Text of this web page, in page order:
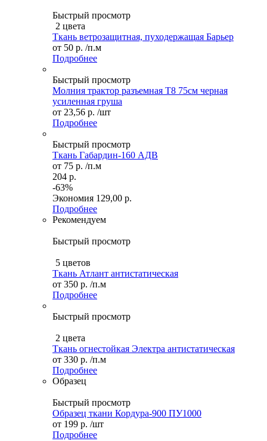
Быстрый просмотр
2 цвета
Ткань ветрозащитная, пуходержащая Барьер
от 50 р. /п.м
Подробнее
Быстрый просмотр
Молния трактор разъемная Т8 75см черная
усиленная груша
от 23,56 р. /шт
Подробнее
Быстрый просмотр
Ткань Габардин-160 АДВ
от 75 р. /п.м
204 р.
-63%
Экономия 129,00 р.
Подробнее
Рекомендуем
Быстрый просмотр
5 цветов
Ткань Атлант антистатическая
от 350 р. /п.м
Подробнее
Быстрый просмотр
2 цвета
Ткань огнестойкая Электра антистатическая
от 330 р. /п.м
Подробнее
Образец
Быстрый просмотр
Образец ткани Кордура-900 ПУ1000
от 199 р. /шт
Подробнее